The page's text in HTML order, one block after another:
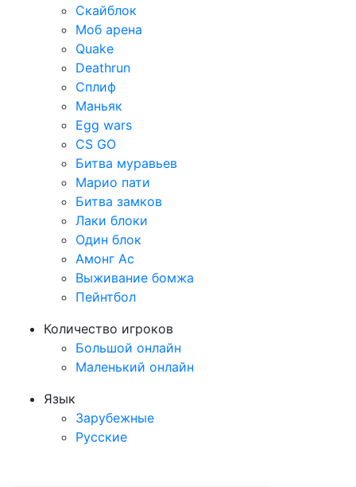
Скайблок
Моб арена
Quake
Deathrun
Сплиф
Маньяк
Egg wars
CS GO
Битва муравьев
Марио пати
Битва замков
Лаки блоки
Один блок
Амонг Ас
Выживание бомжа
Пейнтбол
Количество игроков
Большой онлайн
Маленький онлайн
Язык
Зарубежные
Русские